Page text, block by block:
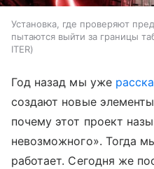
Установка, где проверяют
пытаются выйти за границы
ITER
Год назад мы уже
создают новые
почему этот проект
невозможного». Тогда
работает. Сегодня же